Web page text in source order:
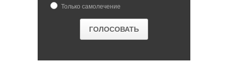
Только самолечение